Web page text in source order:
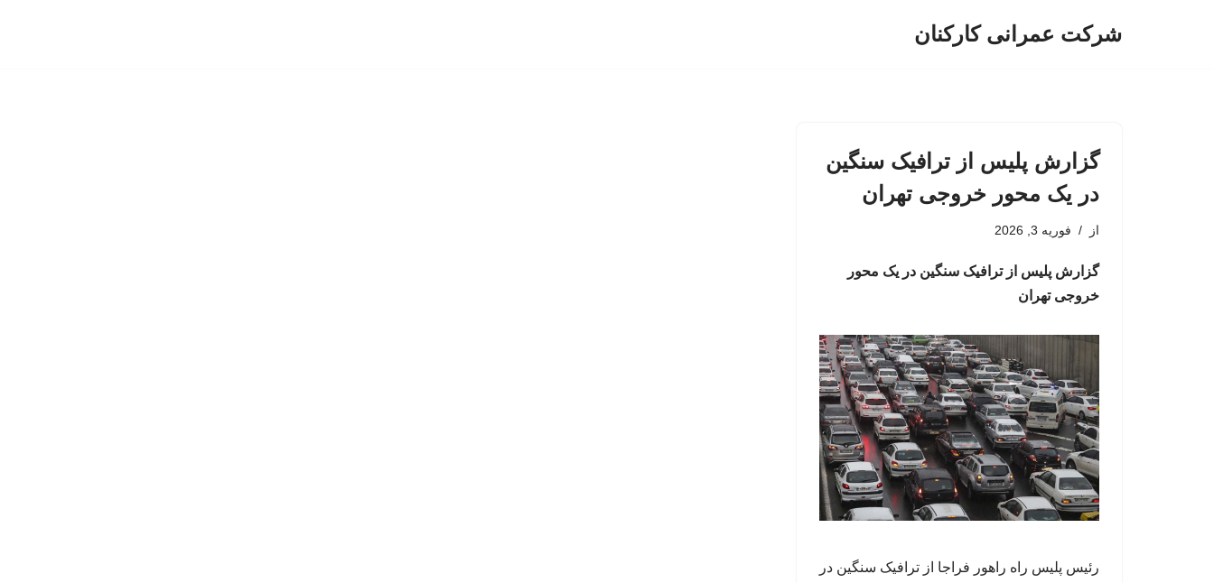
شرکت عمرانی کارکنان
گزارش پلیس از ترافیک سنگین
در یک محور خروجی تهران
از فوریه 3, 2026
گزارش پلیس از ترافیک سنگین در یک محور
خروجی تهران
رئیس پلیس راه راهور فراجا از ترافیک سنگین در